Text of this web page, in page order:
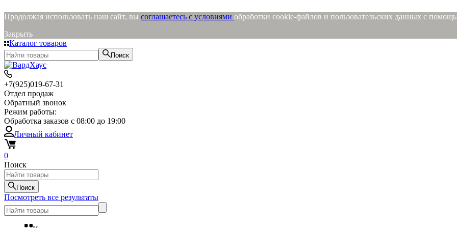
Продолжая использовать наш сайт, вы соглашаетесь с условиями обработки cookie-файлов и пользовательских данных с
Закрыть
Каталог товаров
Поиск
+7(925)019-67-31
Отдел продаж
Обратный звонок
Режим работы:
Обработка заказов с 08:00 до 19:00
Личный кабинет
0
Поиск
Поиск
Посмотреть все результаты